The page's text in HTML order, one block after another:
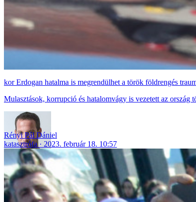
Erdogan hatalma is megrendülhet a török földrengés
Mulasztások, korrupció és hatalomvágy is vezetett az ország
Rényi Pál Dániel
katasztrófa
2023. február 18. 10:57